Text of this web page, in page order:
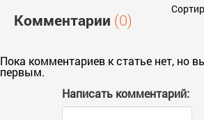
Комментарии (0)
Пока комментариев к статье нет, но
первым.
Написать комментарий: